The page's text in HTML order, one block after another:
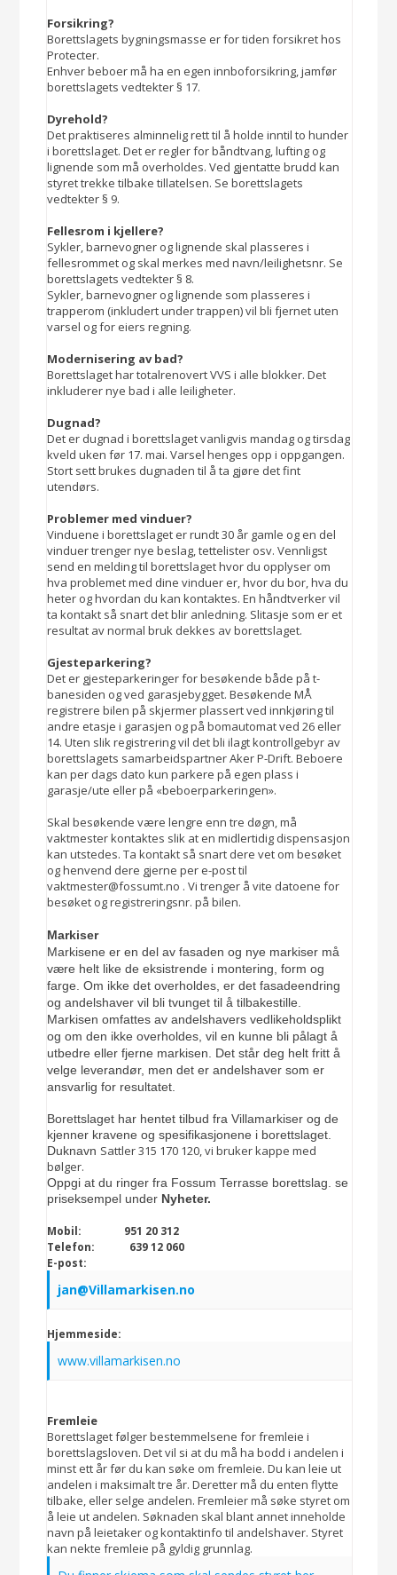
Forsikring?
Borettslagets bygningsmasse er for tiden forsikret hos
Protecter.
Enhver beboer må ha en egen innboforsikring, jamfør
borettslagets vedtekter § 17.
Dyrehold?
Det praktiseres alminnelig rett til å holde inntil to hunder
i borettslaget. Det er regler for båndtvang, lufting og
lignende som må overholdes. Ved gjentatte brudd kan
styret trekke tilbake tillatelsen. Se borettslagets
vedtekter § 9.
Fellesrom i kjellere?
Sykler, barnevogner og lignende skal plasseres i
fellesrommet og skal merkes med navn/leilighetsnr. Se
borettslagets vedtekter § 8.
Sykler, barnevogner og lignende som plasseres i
trapperom (inkludert under trappen) vil bli fjernet uten
varsel og for eiers regning.
Modernisering av bad?
Borettslaget har totalrenovert VVS i alle blokker. Det
inkluderer nye bad i alle leiligheter.
Dugnad?
Det er dugnad i borettslaget vanligvis mandag og tirsdag
kveld uken før 17. mai. Varsel henges opp i oppgangen.
Stort sett brukes dugnaden til å ta gjøre det fint
utendørs.
Problemer med vinduer?
Vinduene i borettslaget er rundt 30 år gamle og en del
vinduer trenger nye beslag, tettelister osv. Vennligst
send en melding til borettslaget hvor du opplyser om
hva problemet med dine vinduer er, hvor du bor, hva du
heter og hvordan du kan kontaktes. En håndtverker vil
ta kontakt så snart det blir anledning. Slitasje som er et
resultat av normal bruk dekkes av borettslaget.
Gjesteparkering?
Det er gjesteparkeringer for besøkende både på t-
banesiden og ved garasjebygget. Besøkende MÅ
registrere bilen på skjermer plassert ved innkjøring til
andre etasje i garasjen og på bomautomat ved 26 eller
14. Uten slik registrering vil det bli ilagt kontrollgebyr av
borettslagets samarbeidspartner Aker P-Drift. Beboere
kan per dags dato kun parkere på egen plass i
garasje/ute eller på «beboerparkeringen».
Skal besøkende være lengre enn tre døgn, må
vaktmester kontaktes slik at en midlertidig dispensasjon
kan utstedes. Ta kontakt så snart dere vet om besøket
og henvend dere gjerne per e-post til
vaktmester@fossumt.no . Vi trenger å vite datoene for
besøket og registreringsnr. på bilen.
Markiser
Markisene er en del av fasaden og nye markiser må
være helt like de eksistrende i montering, form og
farge. Om ikke det overholdes, er det fasadeendring
og andelshaver vil bli tvunget til å tilbakestille.
Markisen omfattes av andelshavers vedlikeholdsplikt
og om den ikke overholdes, vil en kunne bli pålagt å
utbedre eller fjerne markisen. Det står deg helt fritt å
velge leverandør, men det er andelshaver som er
ansvarlig for resultatet.
Borettslaget har hentet tilbud fra Villamarkiser og de
kjenner kravene og spesifikasjonene i borettslaget.
Duknavn Sattler 315 170 120, vi bruker kappe med
bølger.
Oppgi at du ringer fra Fossum Terrasse borettslag. se
priseksempel under Nyheter.
Mobil: 951 20 312
Telefon: 639 12 060
E-post:
jan@Villamarkisen.no
Hjemmeside:
www.villamarkisen.no
Fremleie
Borettslaget følger bestemmelsene for fremleie i
borettslagsloven. Det vil si at du må ha bodd i andelen i
minst ett år før du kan søke om fremleie. Du kan leie ut
andelen i maksimalt tre år. Deretter må du enten flytte
tilbake, eller selge andelen. Fremleier må søke styret om
å leie ut andelen. Søknaden skal blant annet inneholde
navn på leietaker og kontaktinfo til andelshaver. Styret
kan nekte fremleie på gyldig grunnlag.